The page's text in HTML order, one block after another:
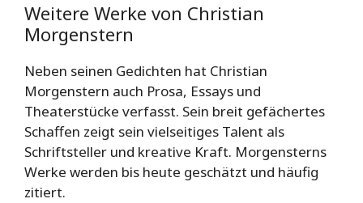
Weitere Werke von Christian
Morgenstern
Neben seinen Gedichten hat Christian
Morgenstern auch Prosa, Essays und
Theaterstücke verfasst. Sein breit gefächertes
Schaffen zeigt sein vielseitiges Talent als
Schriftsteller und kreative Kraft. Morgensterns
Werke werden bis heute geschätzt und häufig
zitiert.